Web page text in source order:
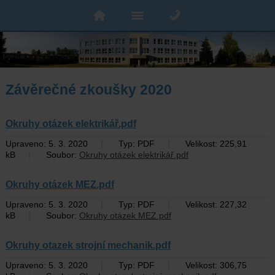
Závěrečné zkoušky 2020
Okruhy otázek elektrikář.pdf
Upraveno: 5. 3. 2020 Typ: PDF
Velikost: 225,91
kB
Soubor: Okruhy otázek elektrikář.pdf
Okruhy otázek MEZ.pdf
Upraveno: 5. 3. 2020 Typ: PDF
Velikost: 227,32
kB
Soubor: Okruhy otázek MEZ.pdf
Okruhy otazek strojní mechanik.pdf
Upraveno: 5. 3. 2020 Typ: PDF
Velikost: 306,75